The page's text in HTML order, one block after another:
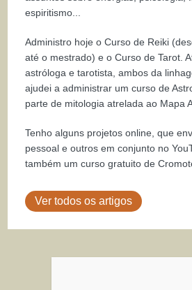
espiritismo...
Administro hoje o Curso de Reiki
até o mestrado) e o Curso de Tarot.
astróloga e tarotista, ambos da
ajudei a administrar um curso de
parte de mitologia atrelada ao Mapa
Tenho alguns projetos online, que
pessoal e outros em conjunto no
também um curso gratuito de
Ver todos os artigos